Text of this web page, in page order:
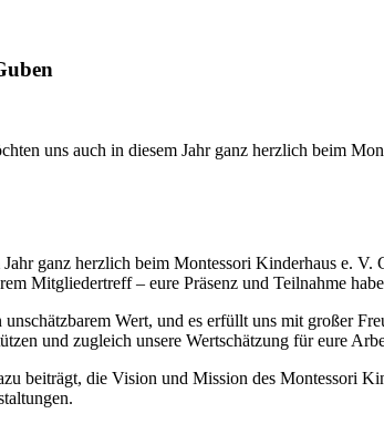
uns auch in diesem Jahr ganz herzlich beim
ganz herzlich beim Montessori Kinderhaus e.
Mitgliedertreff – eure Präsenz und Teilnahme
Wert, und es erfüllt uns mit großer
und zugleich unsere Wertschätzung für eure
beiträgt, die Vision und Mission des Montessori